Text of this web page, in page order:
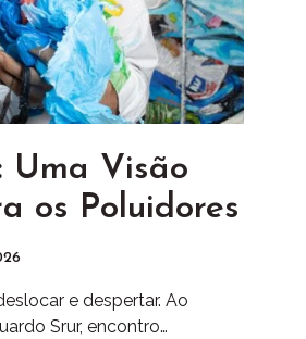
Uma Visão
os Poluidores
e despertar. Ao
Srur, encontro…